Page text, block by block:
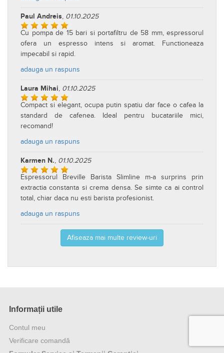
Paul Andreis, 01.10.2025
Cu pompa de 15 bari si portafiltru de 58 mm, espressorul
ofera un espresso intens si aromat. Functioneaza
impecabil si rapid.
adauga un raspuns
Laura Mihai, 01.10.2025
Compact si elegant, ocupa putin spatiu dar face o cafea la
standard de cafenea. Ideal pentru bucatariile mici,
recomand!
adauga un raspuns
Karmen N., 01.10.2025
Espressorul Breville Barista Slimline m-a surprins prin
extractia constanta si crema densa. Se simte ca ai control
total, chiar daca nu esti barista profesionist.
adauga un raspuns
Afiseaza mai multe review-uri
Informații utile
Contul meu
Verificare comandă